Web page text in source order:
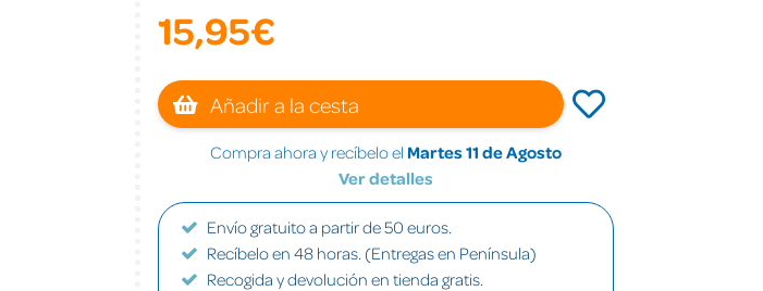
15,95€
Añadir a la cesta
Compra ahora y recíbelo el Martes 11 de Agosto
Ver detalles
Envío gratuito a partir de 50 euros.
Recíbelo en 48 horas. (Entregas en Península)
Recogida y devolución en tienda gratis.